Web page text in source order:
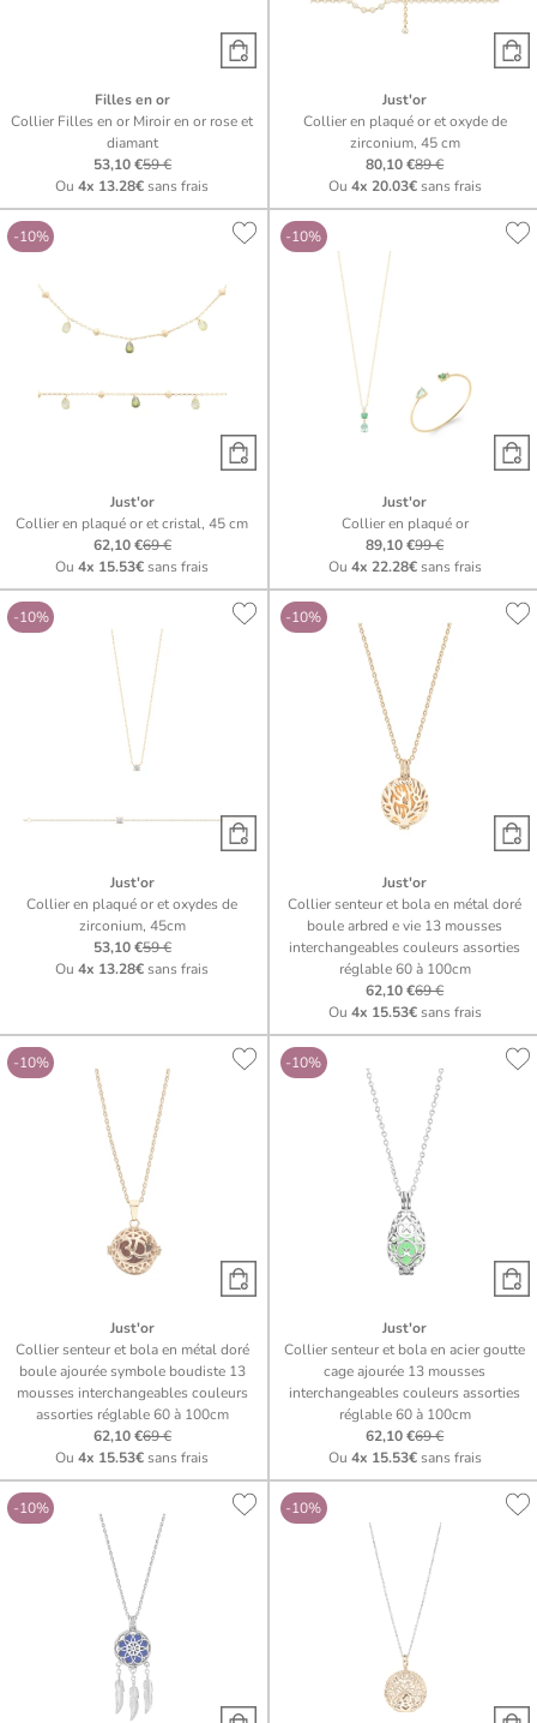
Filles en or
Collier Filles en or Miroir en or rose et
diamant
53,10 €59 €
Ou4x 13.28€sans frais
Just'or
Collier en plaqué or et oxyde de
zirconium, 45 cm
80,10 €89 €
Ou 4x 20.03€sans frais
-10%
Just'or
Collier en plaqué or et cristal, 45 cm
62,10 €69 €
Ou4x 15.53€sans frais
-10%
Just'or
Collier en plaqué or
89,10 €99 €
Ou 4x 22.28€sans frais
-10%
Just'or
Collier en plaqué or et oxydes de
zirconium, 45cm
53,10 €59 €
Ou4x 13.28€sans frais
-10%
Just'or
Collier senteur et bola en métal doré
boule arbred e vie 13 mousses
interchangeables couleurs assorties
réglable 60 à 100cm
62,10 €69 €
Ou 4x 15.53€sans frais
-10%
Just'or
Collier senteur et bola en métal doré
boule ajourée symbole boudiste 13
mousses interchangeables couleurs
assorties réglable 60 à 100cm
62,10 €69 €
Ou4x 15.53€sans frais
-10%
Just'or
Collier senteur et bola en acier goutte
cage ajourée 13 mousses
interchangeables couleurs assorties
réglable 60 à 100cm
62,10 €69 €
Ou 4x 15.53€sans frais
-10% -10%